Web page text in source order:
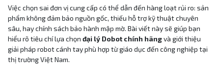
Việc chọn sai đơn vị cung cấp có thể dẫn đến hàng loạt rủi ro: sản
phẩm không đảm bảo nguồn gốc, thiếu hỗ trợ kỹ thuật chuyên
sâu, hay chính sách bảo hành mập mờ. Bài viết này sẽ giúp bạn
hiểu rõ tiêu chí lựa chọnđại lý Dobot chính hãngvà giới thiệu
giải pháp robot cánh tay phù hợp từ giáo dục đến công nghiệp tại
thị trường Việt Nam.